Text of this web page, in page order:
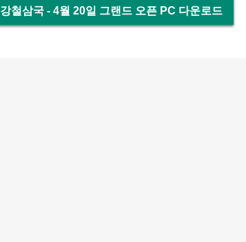
강철삼국 - 4월 20일 그랜드 오픈 PC 다운로드